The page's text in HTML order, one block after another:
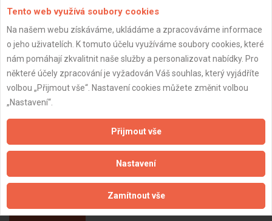
DPH: Plátce
Věk: 55 let
Datum registrace: 20.3.2026
Dostupnost:
ZPĚT
Tento web využívá soubory cookies
Na našem webu získáváme, ukládáme a zpracováváme informace
o jeho uživatelích. K tomuto účelu využíváme soubory cookies, které
nám pomáhají zkvalitnit naše služby a personalizovat nabídky. Pro
některé účely zpracování je vyžadován Váš souhlas, který vyjádříte
volbou „Přijmout vše“. Nastavení cookies můžete změnit volbou
„Nastavení“.
Přijmout vše
Nastavení
Zamítnout vše